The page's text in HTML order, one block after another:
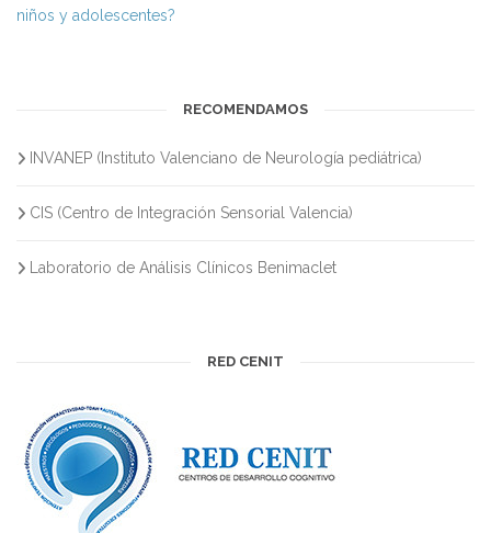
niños y adolescentes?
RECOMENDAMOS
INVANEP (Instituto Valenciano de Neurología pediátrica)
CIS (Centro de Integración Sensorial Valencia)
Laboratorio de Análisis Clínicos Benimaclet
RED CENIT